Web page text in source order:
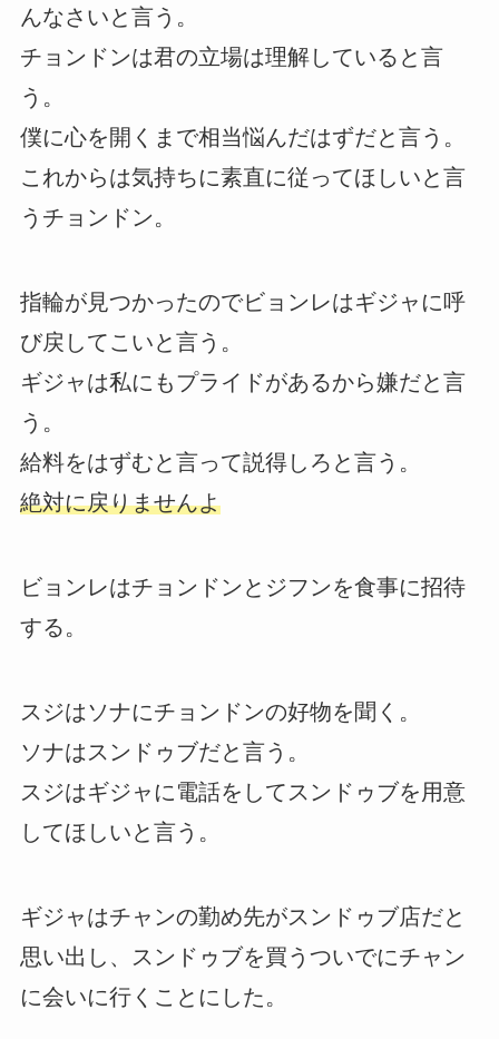
んなさいと言う。
チョンドンは君の立場は理解していると言
う。
僕に心を開くまで相当悩んだはずだと言う。
これからは気持ちに素直に従ってほしいと言
うチョンドン。
指輪が見つかったのでビョンレはギジャに呼
び戻してこいと言う。
ギジャは私にもプライドがあるから嫌だと言
う。
給料をはずむと言って説得しろと言う。
絶対に戻りませんよ
ビョンレはチョンドンとジフンを食事に招待
する。
スジはソナにチョンドンの好物を聞く。
ソナはスンドゥブだと言う。
スジはギジャに電話をしてスンドゥブを用意
してほしいと言う。
ギジャはチャンの勤め先がスンドゥブ店だと
思い出し、スンドゥブを買うついでにチャン
に会いに行くことにした。